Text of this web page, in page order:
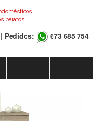
Pedidos: 673 685 754